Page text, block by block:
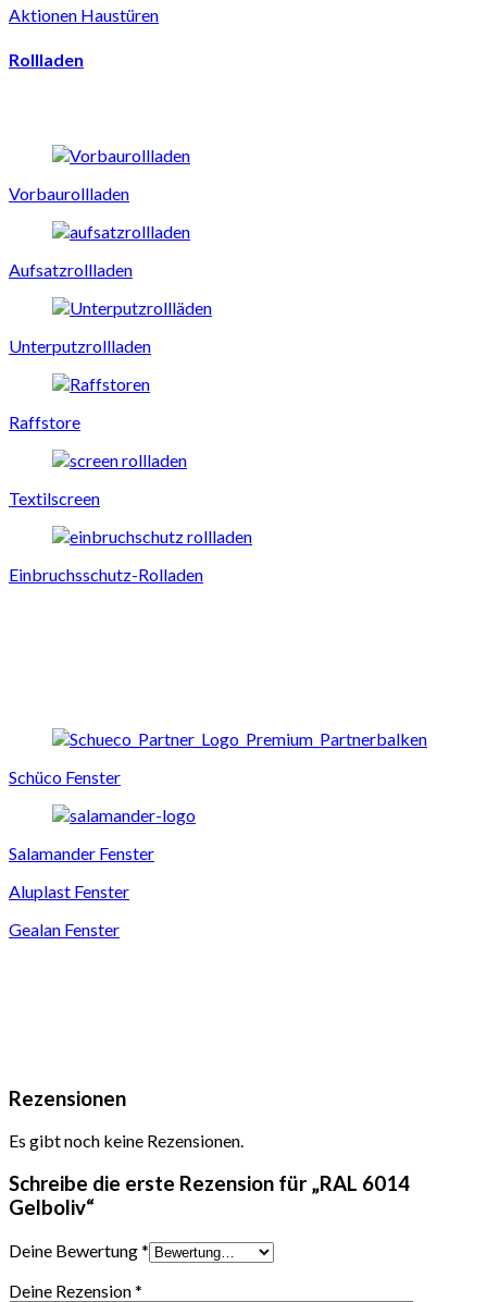
Aktionen Haustüren
Rollladen
Vorbaurollladen
Aufsatzrollladen
Unterputzrollladen
Raffstore
Textilscreen
Einbruchsschutz-Rolladen
Schüco Fenster
Salamander Fenster
Aluplast Fenster
Gealan Fenster
Rezensionen
Es gibt noch keine Rezensionen.
Schreibe die erste Rezension für „RAL 6014
Gelboliv“
Deine Bewertung*
Deine Rezension*